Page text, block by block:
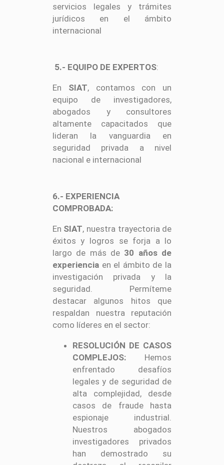
servicios legales y trámites
jurídicos en el ámbito
internacional
5.- EQUIPO DE EXPERTOS:
En SIAT, contamos con un
equipo de investigadores,
abogados y consultores
altamente capacitados que
lideran la vanguardia en
seguridad privada a nivel
nacional e internacional
6.- EXPERIENCIA
COMPROBADA:
En SIAT, nuestra trayectoria de
éxitos y logros se forja a lo
largo de más de 30 años de
experienciaen el ámbito de la
investigación privada y la
seguridad. Permíteme
destacar algunos hitos que
respaldan nuestra reputación
como líderes en el sector:
RESOLUCIÓN DE CASOS
COMPLEJOS:Hemos
enfrentado desafíos
legales y de seguridad de
alta complejidad, desde
casos de fraude hasta
espionaje industrial.
Nuestros abogados
investigadores privados
han demostrado su